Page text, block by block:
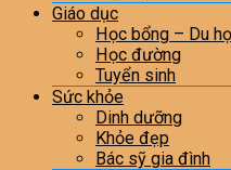
Giáo dục
Học bổng – Du
Học đường
Tuyển sinh
Sức khỏe
Dinh dưỡng
Khỏe đẹp
Bác sỹ gia đình